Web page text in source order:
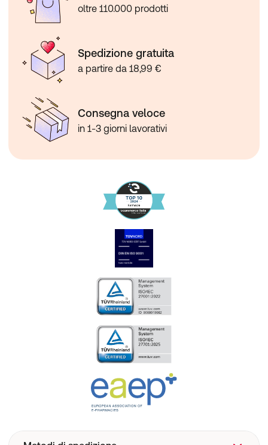
oltre 110.000 prodotti
Spedizione gratuita
a partire da 18,99 €
Consegna veloce
in 1-3 giorni lavorativi